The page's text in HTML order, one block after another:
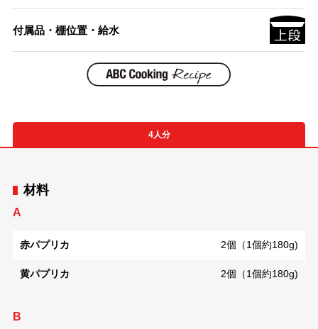
付属品・棚位置・給水
4人分
材料
A
赤パプリカ 2個（1個約180g)
黄パプリカ 2個（1個約180g)
B